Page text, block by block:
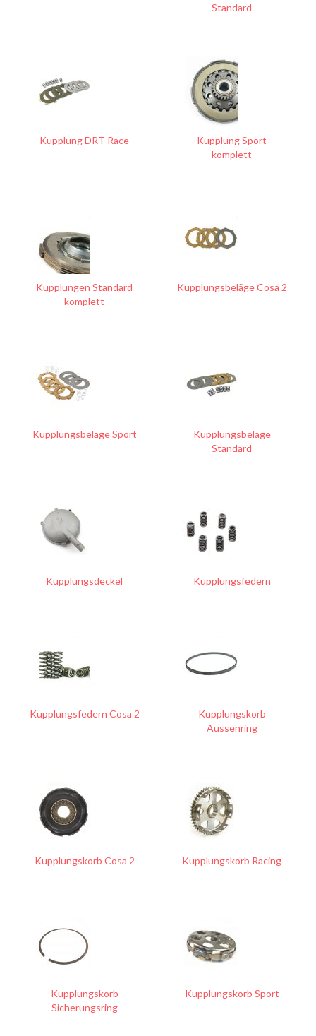
Standard
Kupplung DRT Race
Kupplung Sport
komplett
Kupplungen Standard
komplett
Kupplungsbeläge Cosa 2
Kupplungsbeläge Sport
Kupplungsbeläge
Standard
Kupplungsdeckel Kupplungsfedern
Kupplungsfedern Cosa 2
Kupplungskorb
Aussenring
Kupplungskorb Cosa 2 Kupplungskorb Racing
Kupplungskorb
Sicherungsring
Kupplungskorb Sport